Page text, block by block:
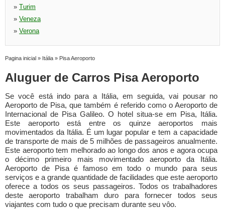
» Turim
» Veneza
» Verona
Pagina inicial » Itália » Pisa Aeroporto
Aluguer de Carros Pisa Aeroporto
Se você está indo para a Itália, em seguida, vai pousar no
Aeroporto de Pisa, que também é referido como o Aeroporto de
Internacional de Pisa Galileo. O hotel situa-se em Pisa, Itália.
Este aeroporto está entre os quinze aeroportos mais
movimentados da Itália. É um lugar popular e tem a capacidade
de transporte de mais de 5 milhões de passageiros anualmente.
Este aeroporto tem melhorado ao longo dos anos e agora ocupa
o décimo primeiro mais movimentado aeroporto da Itália.
Aeroporto de Pisa é famoso em todo o mundo para seus
serviços e a grande quantidade de facilidades que este aeroporto
oferece a todos os seus passageiros. Todos os trabalhadores
deste aeroporto trabalham duro para fornecer todos seus
viajantes com tudo o que precisam durante seu vôo.